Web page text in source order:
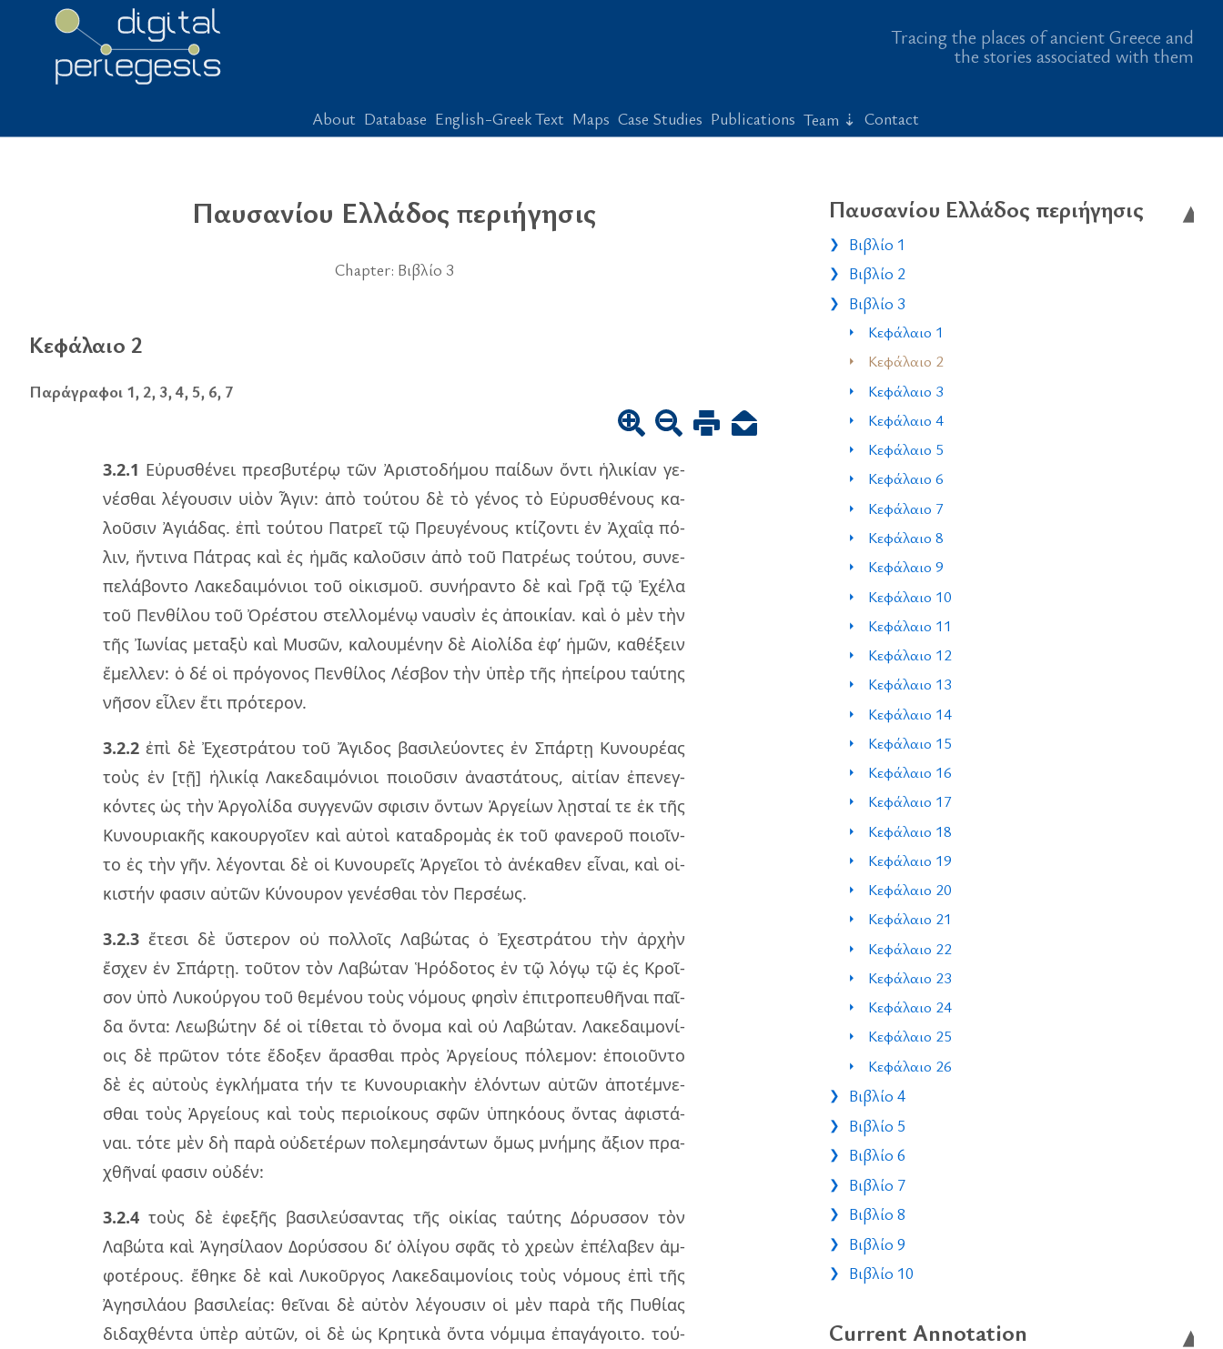
Tracing the places of ancient Greece and
the stories associated with them
About Database English-Greek Text Maps Case Studies Publications Team Contact
Παυσανίου Ελλάδος περιήγησις
Chapter: Βιβλίο 3
Κεφάλαιο 2
Παράγραφοι 1, 2, 3, 4, 5, 6, 7
3.2.1 Εὐρυ­σθέ­νει πρε­σβυ­τέ­ρῳ τῶν Ἀρι­στο­δή­μου παί­δων ὄντι ἡλι­κί­αν γε­
νέ­σθαι λέ­γου­σιν υἱὸν Ἆγιν: ἀπὸ τού­του δὲ τὸ γέ­νος τὸ Εὐρυ­σθέ­νους κα­
λοῦ­σιν Ἀγιά­δας. ἐπὶ τού­του Πατρεῖ τῷ Πρευ­γέ­νους κτί­ζον­τι ἐν Ἀχαΐᾳ πό­
λιν, ἥν­τι­να Πάτρας καὶ ἐς ἡμᾶς κα­λοῦ­σιν ἀπὸ τοῦ Πατρέ­ως τού­του, συ­νε­
πε­λά­βον­το Λακε­δαι­μό­νιοι τοῦ οἰ­κι­σμοῦ. συ­νή­ραν­το δὲ καὶ Γρᾷ τῷ Ἐχέλα
τοῦ Πεν­θί­λου τοῦ Ὀρέ­στου στελ­λο­μέ­νῳ ναυ­σὶν ἐς ἀποι­κί­αν. καὶ ὁ μὲν τὴν
τῆς Ἰωνί­ας με­τα­ξὺ καὶ Μυσῶν, κα­λου­μέ­νην δὲ Αἰο­λί­δα ἐφ’ ἡμῶν, κα­θέ­ξειν
ἔμελ­λεν: ὁ δέ οἱ πρό­γο­νος Πεν­θί­λος Λέσβον τὴν ὑπὲρ τῆς ἠπεί­ρου ταύ­της
νῆ­σον εἷ­λεν ἔτι πρό­τε­ρον.
3.2.2 ἐπὶ δὲ Ἐχε­στρά­του τοῦ Ἄγι­δος βα­σι­λεύ­ον­τες ἐν Σπάρ­τῃ Κυνου­ρέ­ας
τοὺς ἐν [τῇ] ἡλι­κίᾳ Λακε­δαι­μό­νιοι ποιοῦ­σιν ἀνα­στά­τους, αἰ­τί­αν ἐπε­νεγ­
κόν­τες ὡς τὴν Ἀργο­λί­δα συγ­γε­νῶν σφι­σιν ὄν­των Ἀργεί­ων λῃ­σταί τε ἐκ τῆς
Κυνου­ρια­κῆς κα­κουρ­γοῖ­εν καὶ αὐ­τοὶ κα­τα­δρο­μὰς ἐκ τοῦ φα­νε­ροῦ ποιοῖν­
το ἐς τὴν γῆν. λέ­γον­ται δὲ οἱ Κυνου­ρεῖς Ἀργεῖ­οι τὸ ἀνέ­κα­θεν εἶ­ναι, καὶ οἰ­
κι­στήν φα­σιν αὐ­τῶν Κύνου­ρον γε­νέ­σθαι τὸν Περ­σέ­ως.
3.2.3 ἔτε­σι δὲ ὕστε­ρον οὐ πολ­λοῖς Λαβώ­τας ὁ Ἐχε­στρά­του τὴν ἀρ­χὴν
ἔσχεν ἐν Σπάρ­τῃ. τοῦ­τον τὸν Λαβώ­ταν Ἡρό­δο­τος ἐν τῷ λόγῳ τῷ ἐς Κροῖ­
σον ὑπὸ Λυκούρ­γου τοῦ θε­μέ­νου τοὺς νό­μους φη­σὶν ἐπι­τρο­πευ­θῆ­ναι παῖ­
δα ὄντα: Λεω­βώ­την δέ οἱ τί­θε­ται τὸ ὄνο­μα καὶ οὐ Λαβώ­ταν. Λακε­δαι­μο­νί­
οις δὲ πρῶ­τον τότε ἔδο­ξεν ἄρα­σθαι πρὸς Ἀργεί­ους πό­λε­μον: ἐποιοῦν­το
δὲ ἐς αὐ­τοὺς ἐγ­κλή­μα­τα τήν τε Κυνου­ρια­κὴν ἑλόν­των αὑ­τῶν ἀπο­τέ­μνε­
σθαι τοὺς Ἀργεί­ους καὶ τοὺς πε­ριοί­κους σφῶν ὑπη­κό­ους ὄν­τας ἀφι­στά­
ναι. τότε μὲν δὴ παρὰ οὐ­δε­τέ­ρων πο­λε­μη­σάν­των ὅμως μνή­μης ἄξιον πρα­
χθῆ­ναί φα­σιν οὐ­δέν:
3.2.4 τοὺς δὲ ἐφε­ξῆς βα­σι­λεύ­σαν­τας τῆς οἰ­κί­ας ταύ­της Δόρυσ­σον τὸν
Λαβώ­τα καὶ Ἀγη­σί­λα­ον Δορύσ­σου δι’ ὀλί­γου σφᾶς τὸ χρε­ὼν ἐπέ­λα­βεν ἀμ­
φο­τέ­ρους. ἔθη­κε δὲ καὶ Λυκοῦρ­γος Λακε­δαι­μο­νί­οις τοὺς νό­μους ἐπὶ τῆς
Ἀγη­σι­λά­ου βα­σι­λεί­ας: θεῖ­ναι δὲ αὐ­τὸν λέ­γου­σιν οἱ μὲν παρὰ τῆς Πυθί­ας
δι­δα­χθέν­τα ὑπὲρ αὐ­τῶν, οἱ δὲ ὡς Κρη­τι­κὰ ὄντα νό­μι­μα ἐπα­γά­γοι­το. τού­
Παυσανίου Ελλάδος περιήγησις
Βιβλίο 1
Βιβλίο 2
Βιβλίο 3
Κεφάλαιο 1
Κεφάλαιο 2
Κεφάλαιο 3
Κεφάλαιο 4
Κεφάλαιο 5
Κεφάλαιο 6
Κεφάλαιο 7
Κεφάλαιο 8
Κεφάλαιο 9
Κεφάλαιο 10
Κεφάλαιο 11
Κεφάλαιο 12
Κεφάλαιο 13
Κεφάλαιο 14
Κεφάλαιο 15
Κεφάλαιο 16
Κεφάλαιο 17
Κεφάλαιο 18
Κεφάλαιο 19
Κεφάλαιο 20
Κεφάλαιο 21
Κεφάλαιο 22
Κεφάλαιο 23
Κεφάλαιο 24
Κεφάλαιο 25
Κεφάλαιο 26
Βιβλίο 4
Βιβλίο 5
Βιβλίο 6
Βιβλίο 7
Βιβλίο 8
Βιβλίο 9
Βιβλίο 10
Current Annotation